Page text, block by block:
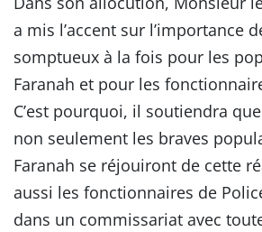
a mis l’accent sur l’importance
somptueux à la fois pour les
Faranah et pour les
C’est pourquoi, il soutiendra
non seulement les braves
Faranah se réjouiront de cette
aussi les fonctionnaires de
dans un commissariat avec